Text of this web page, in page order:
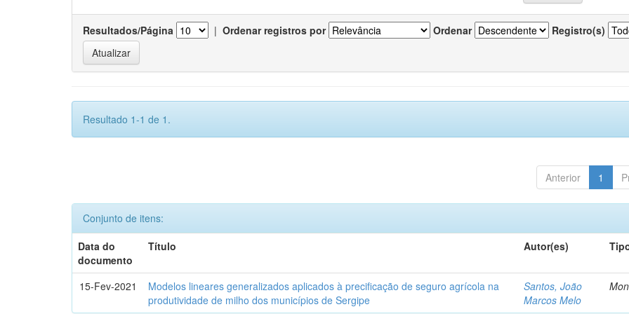
Resultados/Página | Ordenar registros por Ordenar Registro(s)
Resultado 1-1 de 1.
Anterior 1
Conjunto de itens:
Data do
documento
Título Autor(es)
15-Fev-2021
Modelos lineares generalizados aplicados à precificação de seguro agrícola na
produtividade de milho dos municípios de Sergipe
Santos, João
Marcos Melo